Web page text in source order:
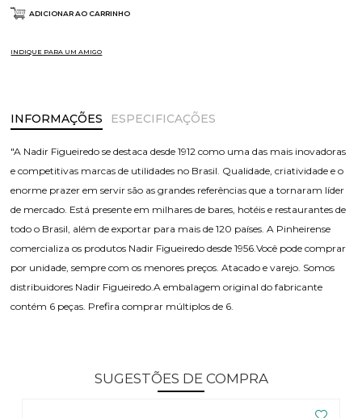
ADICIONAR AO CARRINHO
INDIQUE PARA UM AMIGO
INFORMAÇÕES ESPECIFICAÇÕES
"A Nadir Figueiredo se destaca desde 1912 como uma das mais inovadoras
e competitivas marcas de utilidades no Brasil. Qualidade, criatividade e o
enorme prazer em servir são as grandes referências que a tornaram líder
de mercado. Está presente em milhares de bares, hotéis e restaurantes de
todo o Brasil, além de exportar para mais de 120 países. A Pinheirense
comercializa os produtos Nadir Figueiredo desde 1956.Você pode comprar
por unidade, sempre com os menores preços. Atacado e varejo. Somos
distribuidores Nadir Figueiredo.A embalagem original do fabricante
contém 6 peças. Prefira comprar múltiplos de 6.
SUGESTÕES DE COMPRA